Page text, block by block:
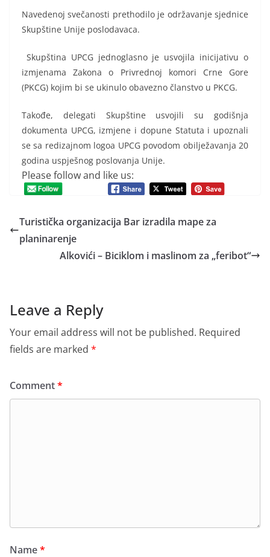
Navedenoj svečanosti prethodilo je održavanje sjednice
Skupštine Unije poslodavaca.
Skupština UPCG jednoglasno je usvojila inicijativu o
izmjenama Zakona o Privrednoj komori Crne Gore
(PKCG) kojim bi se ukinulo obavezno članstvo u PKCG.
Takođe, delegati Skupštine usvojili su godišnja
dokumenta UPCG, izmjene i dopune Statuta i upoznali
se sa redizajnom logoa UPCG povodom obilježavanja 20
godina uspješnog poslovanja Unije.
Please follow and like us:
Turistička organizacija Bar izradila mape za
planinarenje
Alkovići – Biciklom i maslinom za „feribot“
Leave a Reply
Your email address will not be published. Required
fields are marked *
Comment*
Name*